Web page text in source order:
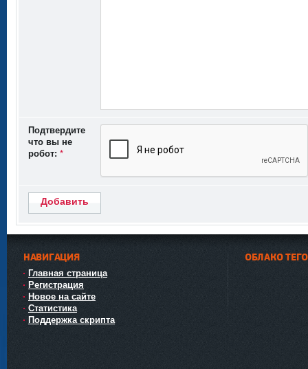
Подтвердите
что вы не
робот: *
Добавить
НАВИГАЦИЯ
Главная страница
Регистрация
Новое на сайте
Статистика
Поддержка скрипта
ОБЛАКО